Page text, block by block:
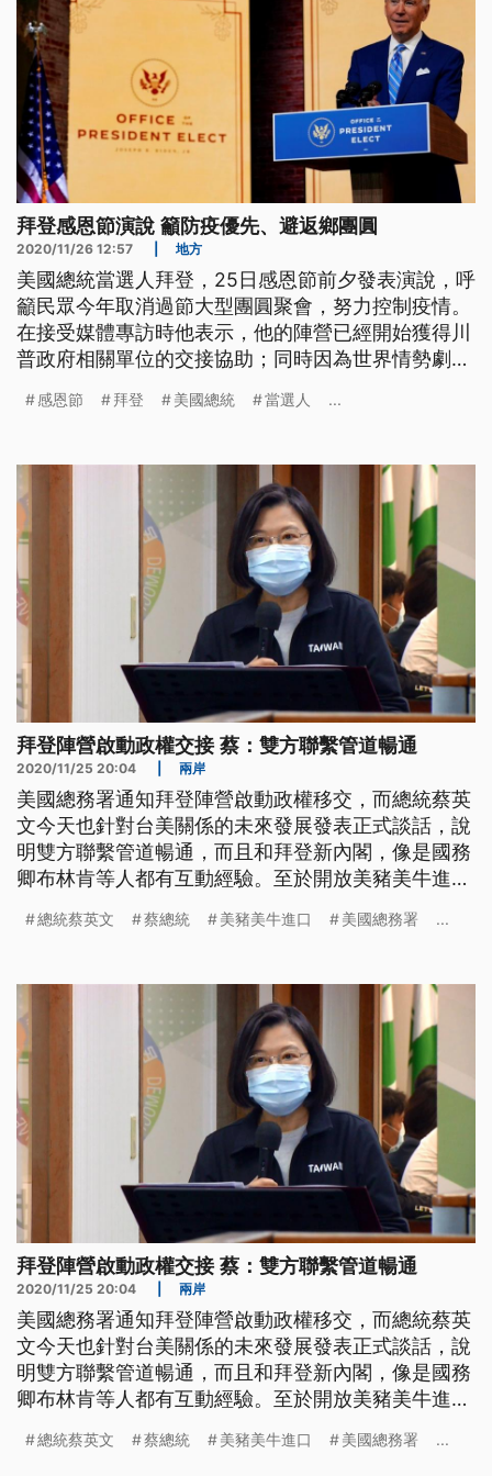
拜登感恩節演說 籲防疫優先、避返鄉團圓
2020/11/26 12:57 地方
美國總統當選人拜登，25日感恩節前夕發表演說，呼
籲民眾今年取消過節大型團圓聚會，努力控制疫情。
在接受媒體專訪時他表示，他的陣營已經開始獲得川
普政府相關單位的交接協助；同時因為世界情勢劇
登25日的感恩節演說，以自己痛失家人的經驗，呼籲
傳統。今年他也會打破家族多年來感恩節大團圓的慣
例，留在德拉瓦州跟妻子以及女
感恩節 拜登 美國總統 當選人 ...
拜登陣營啟動政權交接 蔡：雙方聯繫管道暢通
2020/11/25 20:04 兩岸
美國總務署通知拜登陣營啟動政權移交，而總統蔡英
文今天也針對台美關係的未來發展發表正式談話，說
明雙方聯繫管道暢通，而且和拜登新內閣，像是國務
卿布林肯等人都有互動經驗。至於開放美豬美牛進
心要解決貿易問題，而開放是讓市場做選擇，並非要
人拜登準備啟動政權移交，總統蔡英文也在25日正式
對台美關係發表談話，強調台美雙方
總統蔡英文 蔡總統 美豬美牛進口 美國總務署 ...
拜登陣營啟動政權交接 蔡：雙方聯繫管道暢通
2020/11/25 20:04 兩岸
美國總務署通知拜登陣營啟動政權移交，而總統蔡英
文今天也針對台美關係的未來發展發表正式談話，說
明雙方聯繫管道暢通，而且和拜登新內閣，像是國務
卿布林肯等人都有互動經驗。至於開放美豬美牛進
心要解決貿易問題，而開放是讓市場做選擇，並非要
總統蔡英文 蔡總統 美豬美牛進口 美國總務署 ...